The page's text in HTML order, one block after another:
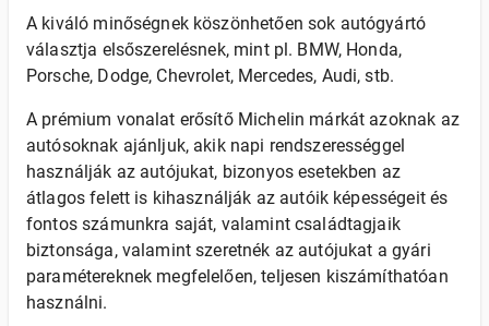
A kiváló minőségnek köszönhetően sok autógyártó
választja elsőszerelésnek, mint pl. BMW, Honda,
Porsche, Dodge, Chevrolet, Mercedes, Audi, stb.
A prémium vonalat erősítő Michelin márkát azoknak az
autósoknak ajánljuk, akik napi rendszerességgel
használják az autójukat, bizonyos esetekben az
átlagos felett is kihasználják az autóik képességeit és
fontos számunkra saját, valamint családtagjaik
biztonsága, valamint szeretnék az autójukat a gyári
paramétereknek megfelelően, teljesen kiszámíthatóan
használni.